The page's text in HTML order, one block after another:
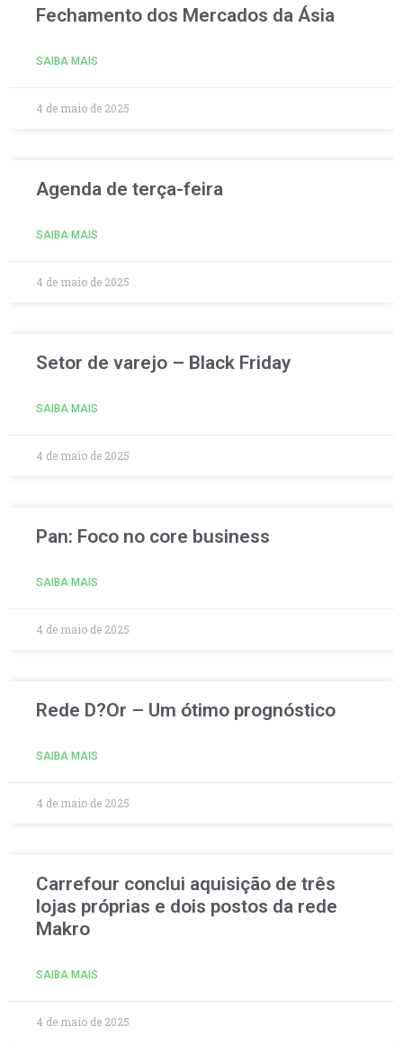
Fechamento dos Mercados da Ásia
SAIBA MAIS
4 de maio de 2025
Agenda de terça-feira
SAIBA MAIS
4 de maio de 2025
Setor de varejo – Black Friday
SAIBA MAIS
4 de maio de 2025
Pan: Foco no core business
SAIBA MAIS
4 de maio de 2025
Rede D?Or – Um ótimo prognóstico
SAIBA MAIS
4 de maio de 2025
Carrefour conclui aquisição de três
lojas próprias e dois postos da rede
Makro
SAIBA MAIS
4 de maio de 2025